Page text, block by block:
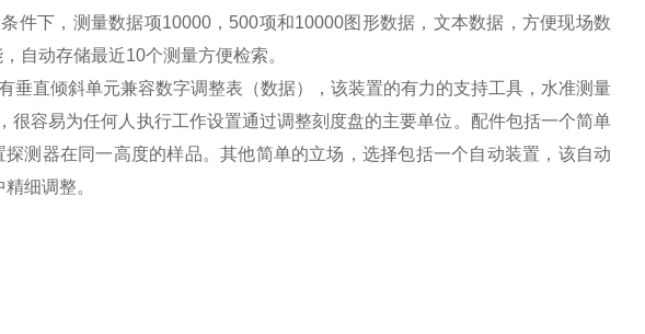
件下，测量数据项10000，500项和10000图形数据，文本数据，方便现场数
自动存储最近10个测量方便检索。
垂直倾斜单元兼容数字调整表（数据），该装置的有力的支持工具，水准测量
很容易为任何人执行工作设置通过调整刻度盘的主要单位。配件包括一个简单
测器在同一高度的样品。其他简单的立场，选择包括一个自动装置，该自动
细调整。